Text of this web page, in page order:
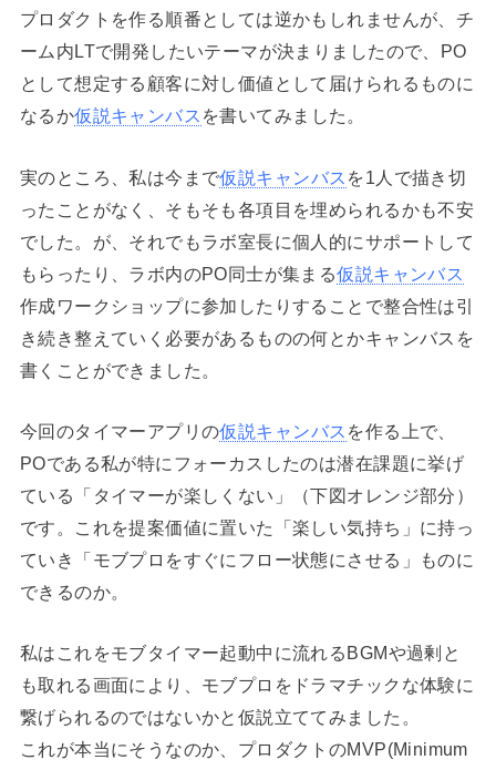
プロダクトを作る順番としては逆かもしれませんが、チ
ーム内LTで開発したいテーマが決まりましたので、PO
として想定する顧客に対し価値として届けられるものに
なるか仮説キャンバス を書いてみました。
実のところ、私は今まで仮説キャンバス を1人で描き切
ったことがなく、そもそも各項目を埋められるかも不安
でした。が、それでもラボ室長に個人的にサポートして
もらったり、ラボ内のPO同士が集まる仮説キャンバス
作成ワークショップに参加したりすることで整合性は引
き続き整えていく必要があるものの何とかキャンバスを
書くことができました。
今回のタイマーアプリの仮説キャンバス を作る上で、
POである私が特にフォーカスしたのは潜在課題に挙げ
ている「タイマーが楽しくない」（下図オレンジ部分）
です。これを提案価値に置いた「楽しい気持ち」に持っ
ていき「モブプロをすぐにフロー状態にさせる」ものに
できるのか。
私はこれをモブタイマー起動中に流れるBGMや過剰と
も取れる画面により、モブプロをドラマチックな体験に
繋げられるのではないかと仮説立ててみました。
これが本当にそうなのか、プロダクトのMVP(Minimum